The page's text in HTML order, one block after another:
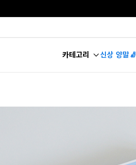
카테고리 신상 양말🧦